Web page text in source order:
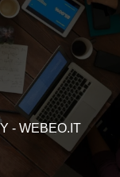
- WEBEO.IT